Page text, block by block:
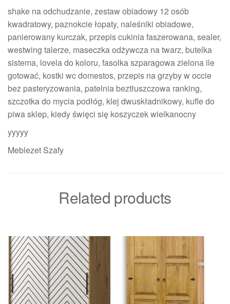
shake na odchudzanie, zestaw obiadowy 12 osób
kwadratowy, paznokcie łopaty, naleśniki obiadowe,
panierowany kurczak, przepis cukinia faszerowana, sealer,
westwing talerze, maseczka odżywcza na twarz, butelka
sistema, lovela do koloru, fasolka szparagowa zielona ile
gotować, kostki wc domestos, przepis na grzyby w occie
bez pasteryzowania, patelnia beztłuszczowa ranking,
szczotka do mycia podłóg, klej dwuskładnikowy, kufle do
piwa sklep, kiedy święci się koszyczek wielkanocny
yyyyy
Meblezet Szafy
Related products